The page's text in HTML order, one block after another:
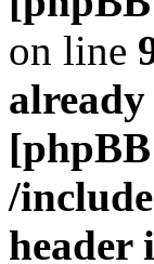
on line
/
header